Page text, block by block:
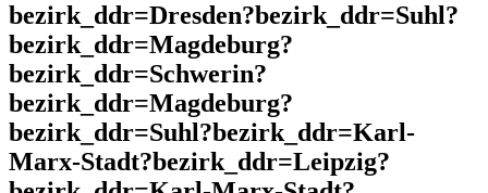
bezirk_ddr=Dresden?bezirk_ddr=Suhl?
bezirk_ddr=Magdeburg?
bezirk_ddr=Schwerin?
bezirk_ddr=Magdeburg?
bezirk_ddr=Suhl?bezirk_ddr=Karl-
Marx-Stadt?bezirk_ddr=Leipzig?